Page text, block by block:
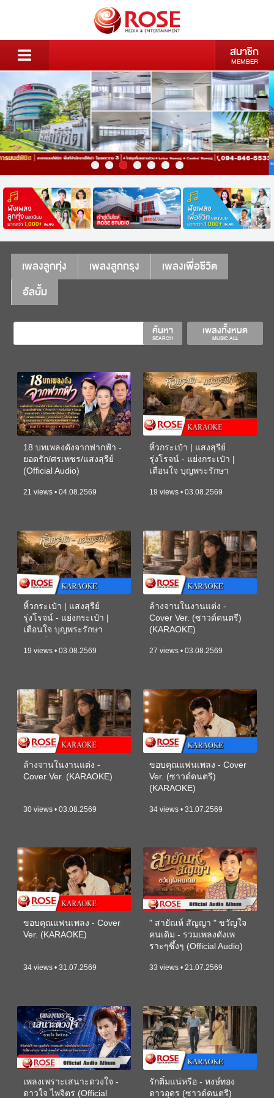
สมาชิก
MEMBER
เพลงลูกทุ่ง เพลงลูกกรุง
เพลงเพื่อชีวิต
อัลบั้ม
เพลงทั้งหมด
MUSIC ALL
ค้นหา
SEARCH
18 บทเพลงดังจากฟากฟ้า -
ยอดรัก/ศรเพชร/แสงสุรีย์
(Official Audio)
21 views • 04.08.2569
หิ้วกระเป๋า | แสงสุรีย์
รุ่งโรจน์ - แย่งกระเป๋า |
เตือนใจ บุญพระรักษา
19 views • 03.08.2569
หิ้วกระเป๋า | แสงสุรีย์
รุ่งโรจน์ - แย่งกระเป๋า |
เตือนใจ บุญพระรักษา
19 views • 03.08.2569
ล้างจานในงานแต่ง -
Cover Ver. (ซาวด์ดนตรี)
(KARAOKE)
27 views • 03.08.2569
ล้างจานในงานแต่ง -
Cover Ver. (KARAOKE)
30 views • 03.08.2569
ขอบคุณแฟนเพลง - Cover
Ver. (ซาวด์ดนตรี)
(KARAOKE)
34 views • 31.07.2569
ขอบคุณแฟนเพลง - Cover
Ver. (KARAOKE)
34 views • 31.07.2569
" สายัณห์ สัญญา " ขวัญใจ
คนเดิม - รวมเพลงดังเพ
ราะๆซึ้งๆ (Official Audio)
33 views • 21.07.2569
เพลงเพราะเสนาะดวงใจ -
ดาวใจ ไพจิตร (Official
รักติ๋มแน่หรือ - หงษ์ทอง
ดาวอุดร (ซาวด์ดนตรี)